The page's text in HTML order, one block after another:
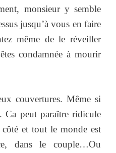
monsieur y semble
jusqu’à vous en faire
même de le réveiller
condamnée à mourir
couvertures. Même si
Ca peut paraître ridicule
et tout le monde est
dans le couple…Ou